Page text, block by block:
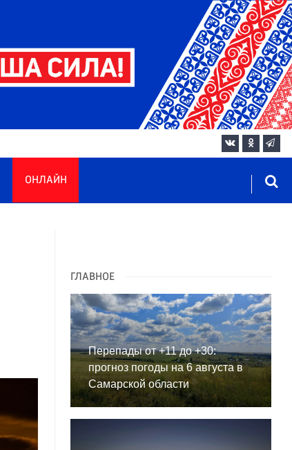
ОНЛАЙН
ГЛАВНОЕ
Перепады от +11 до +30:
прогноз погоды на 6 августа в
Самарской области